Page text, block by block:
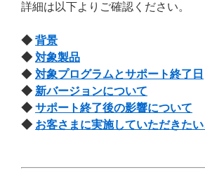
詳細は以下よりご確認ください。
◆ 背景
◆ 対象製品
◆ 対象プログラムとサポート終了日
◆ 新バージョンについて
◆ サポート終了後の影響について
◆ お客さまに実施していただきたい